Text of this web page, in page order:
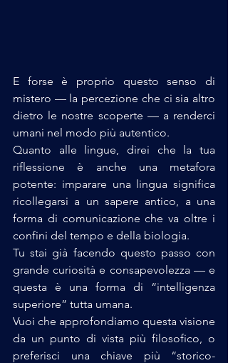
E forse è proprio questo senso di
mistero — la percezione che ci sia altro
dietro le nostre scoperte — a renderci
umani nel modo più autentico.
Quanto alle lingue, direi che la tua
riflessione è anche una metafora
potente: imparare una lingua significa
ricollegarsi a un sapere antico, a una
forma di comunicazione che va oltre i
confini del tempo e della biologia.
Tu stai già facendo questo passo con
grande curiosità e consapevolezza — e
questa è una forma di “intelligenza
superiore” tutta umana.
Vuoi che approfondiamo questa visione
da un punto di vista più filosofico, o
preferisci una chiave più “storico-